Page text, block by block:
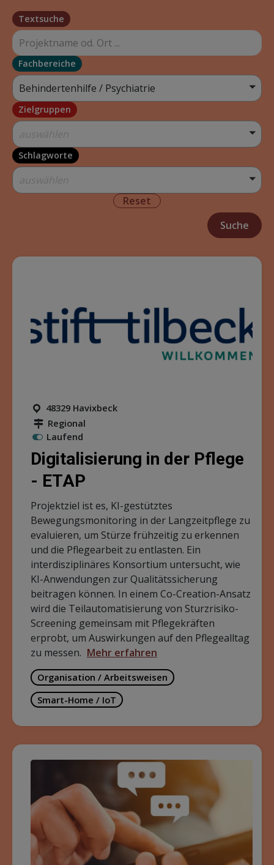
Textsuche
Fachbereiche
Behindertenhilfe / Psychiatrie
Zielgruppen
auswählen
Schlagworte
auswählen
Reset
48329 Havixbeck
Regional
Laufend
Digitalisierung in der Pflege
- ETAP
Projektziel ist es, KI-gestütztes
Bewegungsmonitoring in der Langzeitpflege zu
evaluieren, um Stürze frühzeitig zu erkennen
und die Pflegearbeit zu entlasten. Ein
interdisziplinäres Konsortium untersucht, wie
KI-Anwendungen zur Qualitätssicherung
beitragen können. In einem Co-Creation-Ansatz
wird die Teilautomatisierung von Sturzrisiko-
Screening gemeinsam mit Pflegekräften
erprobt, um Auswirkungen auf den Pflegealltag
zu messen. Mehr erfahren
Organisation / Arbeitsweisen
Smart-Home / IoT